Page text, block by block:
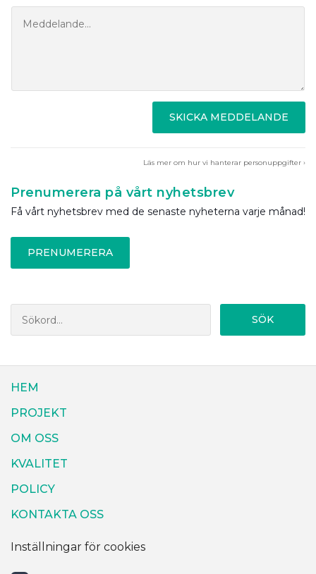
SKICKA MEDDELANDE
Läs mer om hur vi hanterar personuppgifter ›
Prenumerera på vårt nyhetsbrev
Få vårt nyhetsbrev med de senaste nyheterna varje månad!
PRENUMERERA
SÖK
HEM
PROJEKT
OM OSS
KVALITET
POLICY
KONTAKTA OSS
Inställningar för cookies